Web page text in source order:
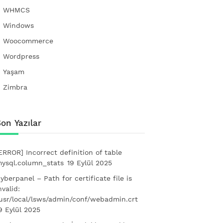
WHMCS
Windows
Woocommerce
Wordpress
Yaşam
Zimbra
Yazılar
Incorrect definition of table
19 Eylül 2025
– Path for certificate file is
local/lsws/admin/conf/webadmin.crt
Eylül 2025